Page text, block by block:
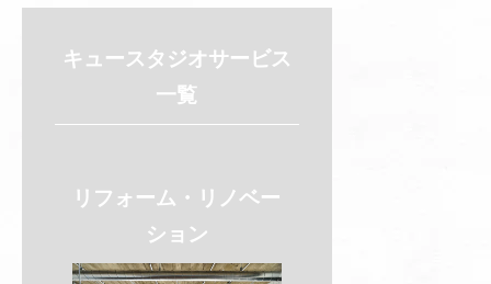
キュースタジオサービス
一覧
リフォーム・リノベー
ション